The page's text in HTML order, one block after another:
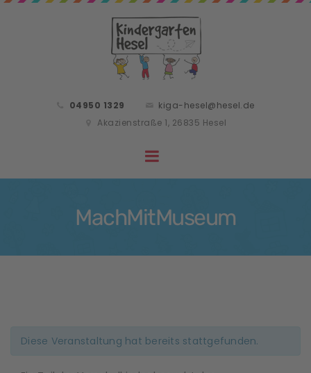
04950 1329
kiga-hesel@hesel.de
Akazienstraße 1, 26835 Hesel
MachMitMuseum
Diese Veranstaltung hat bereits stattgefunden.